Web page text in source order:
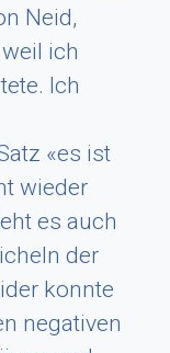
Neid,
ich
Ich
«es ist
wieder
es auch
der
konnte
negativen